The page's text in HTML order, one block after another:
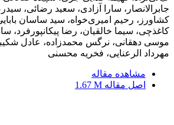
جابرالانصار، سارا آزادی، سعید رضائی،
کشاورز، رحیم امیری‌خواه، سید ساسان
کاغذچی، سیما خالقیان، رضا
موسی دهقانی، نرگس محمدزاده، عادل
مهرداد الرعنایی، فخریه محسنی
مشاهده مقاله
اصل مقاله 1.67 M